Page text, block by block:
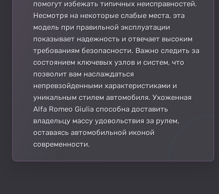
помогут избежать типичных неисправностей.
Несмотря на некоторые слабые места, эта
модель при правильной эксплуатации
показывает надежность и отвечает высоким
требованиям безопасности. Важно следить за
состоянием ключевых узлов и систем, что
позволит вам наслаждаться
непревзойденными характеристиками и
уникальным стилем автомобиля. Ухоженная
Alfa Romeo Giulia способна доставить
владельцу массу удовольствия за рулем,
оставаясь автомобильной иконой
современности.